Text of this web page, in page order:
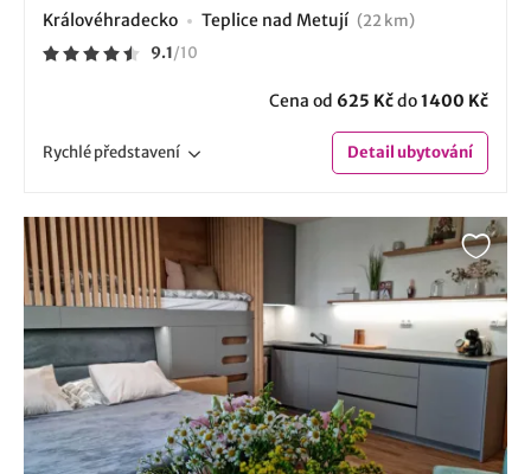
Královéhradecko Teplice nad Metují (22 km)
9.1/10
Cena od 625 Kčdo1400 Kč
Rychlépředstavení Detailubytování